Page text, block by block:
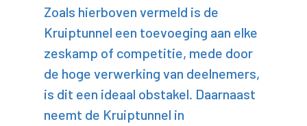
Zoals hierboven vermeld is de
Kruiptunnel een toevoeging aan elke
zeskamp of competitie, mede door
de hoge verwerking van deelnemers,
is dit een ideaal obstakel. Daarnaast
neemt de Kruiptunnel in